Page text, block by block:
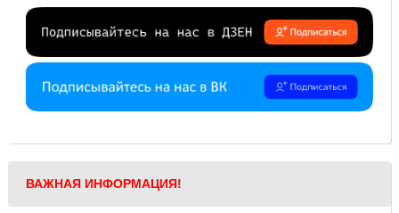
ВАЖНАЯ ИНФОРМАЦИЯ!